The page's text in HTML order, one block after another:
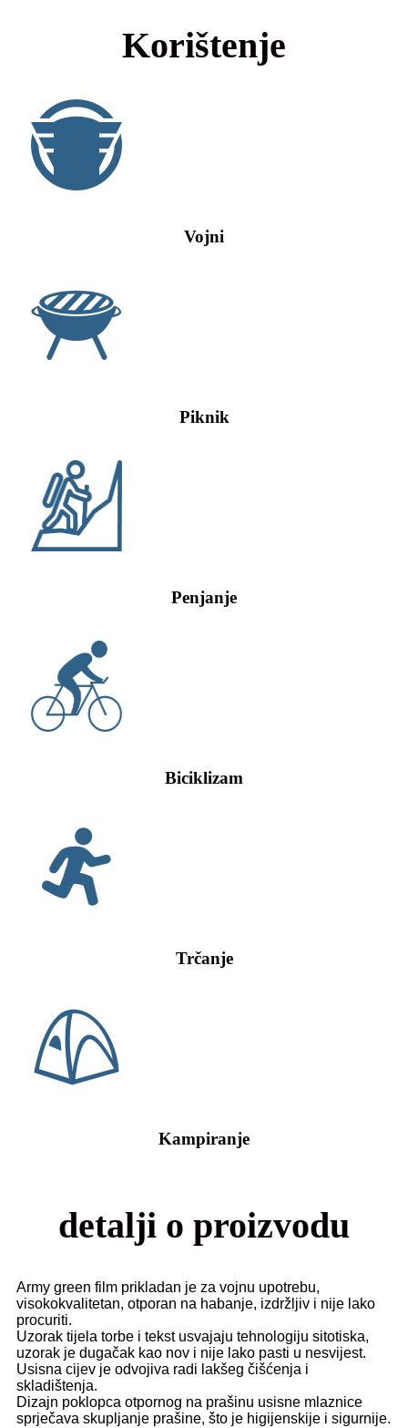
Korištenje
Vojni
Piknik
Penjanje
Biciklizam
Trčanje
Kampiranje
detalji o proizvodu
Army green film prikladan je za vojnu upotrebu,
visokokvalitetan, otporan na habanje, izdržljiv i nije lako
procuriti.
Uzorak tijela torbe i tekst usvajaju tehnologiju sitotiska,
uzorak je dugačak kao nov i nije lako pasti u nesvijest.
Usisna cijev je odvojiva radi lakšeg čišćenja i
skladištenja.
Dizajn poklopca otpornog na prašinu usisne mlaznice
sprječava skupljanje prašine, što je higijenskije i sigurnije.